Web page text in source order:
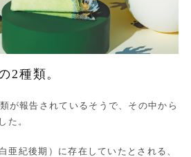
2種類。
が報告されているそうで、その中から
た。
亜紀後期）に存在していたとされる、